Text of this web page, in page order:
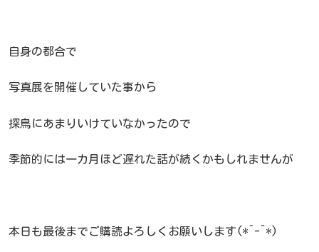
自身の都合で
写真展を開催していた事から
探鳥にあまりいけていなかったので
季節的には一カ月ほど遅れた話が続くかもしれませんが
本日も最後までご購読よろしくお願いします(*^-^*)